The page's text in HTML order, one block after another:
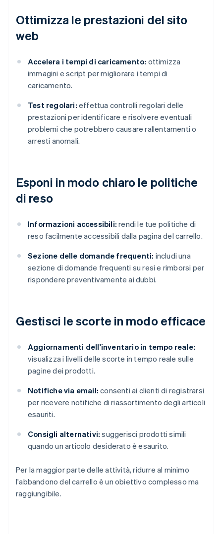
Ottimizza le prestazioni del sito
web
Accelera i tempi di caricamento: ottimizza
immagini e script per migliorare i tempi di
caricamento.
Test regolari: effettua controlli regolari delle
prestazioni per identificare e risolvere eventuali
problemi che potrebbero causare rallentamenti o
arresti anomali.
Esponi in modo chiaro le politiche
di reso
Informazioni accessibili: rendi le tue politiche di
reso facilmente accessibili dalla pagina del carrello.
Sezione delle domande frequenti: includi una
sezione di domande frequenti su resi e rimborsi per
rispondere preventivamente ai dubbi.
Gestisci le scorte in modo efficace
Aggiornamenti dell'inventario in tempo reale:
visualizza i livelli delle scorte in tempo reale sulle
pagine dei prodotti.
Notifiche via email: consenti ai clienti di registrarsi
per ricevere notifiche di riassortimento degli articoli
esauriti.
Consigli alternativi: suggerisci prodotti simili
quando un articolo desiderato è esaurito.
Per la maggior parte delle attività, ridurre al minimo
l'abbandono del carrello è un obiettivo complesso ma
raggiungibile.